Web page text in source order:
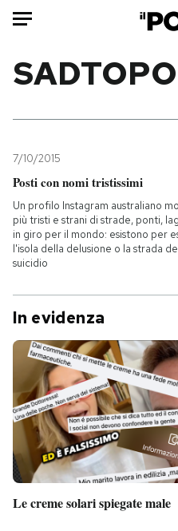
Mondo
Politica
Tecnologia
Internet
Scienza
Economia
Sport
PODCAST
NEWSLETTER
7/10/2015
Posti con nomi tristissimi
Un profilo Instagram australiano
più tristi e strani di strade, ponti,
in giro per il mondo: esistono per
l'isola della delusione o la strada
suicidio
In evidenza
Le creme solari spiegate male